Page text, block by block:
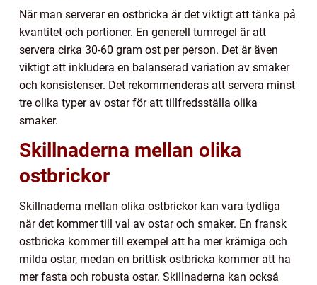
När man serverar en ostbricka är det viktigt att tänka på
kvantitet och portioner. En generell tumregel är att
servera cirka 30-60 gram ost per person. Det är även
viktigt att inkludera en balanserad variation av smaker
och konsistenser. Det rekommenderas att servera minst
tre olika typer av ostar för att tillfredsställa olika
smaker.
Skillnaderna mellan olika
ostbrickor
Skillnaderna mellan olika ostbrickor kan vara tydliga
när det kommer till val av ostar och smaker. En fransk
ostbricka kommer till exempel att ha mer krämiga och
milda ostar, medan en brittisk ostbricka kommer att ha
mer fasta och robusta ostar. Skillnaderna kan också